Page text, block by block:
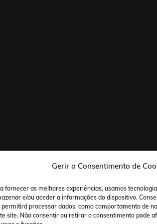
Gerir o Consentimento de
fornecer as melhores experiências, usamos
e/ou aceder a informações do dispositivo.
permitirá processar dados, como comportamento de
site. Não consentir ou retirar o consentimento pode